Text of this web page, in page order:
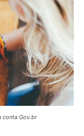
conta Gov.br